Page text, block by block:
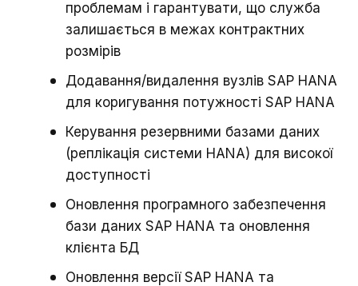
проблемам і гарантувати, що служба
залишається в межах контрактних
розмірів
Додавання/видалення вузлів SAP HANA
для коригування потужності SAP HANA
Керування резервними базами даних
(реплікація системи HANA) для високої
доступності
Оновлення програмного забезпечення
бази даних SAP HANA та оновлення
клієнта БД
Оновлення версії SAP HANA та